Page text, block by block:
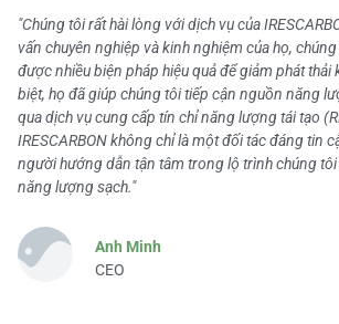
"Chúng tôi rất hài lòng với dịch vụ của
vấn chuyên nghiệp và kinh nghiệm của họ,
được nhiều biện pháp hiệu quả để giảm phát thải
biệt, họ đã giúp chúng tôi tiếp cận nguồn năng
qua dịch vụ cung cấp tín chỉ năng lượng tái tạo
IRESCARBON không chỉ là một đối tác đáng tin
người hướng dẫn tận tâm trong lộ trình chúng
năng lượng sạch."
Anh Minh
CEO